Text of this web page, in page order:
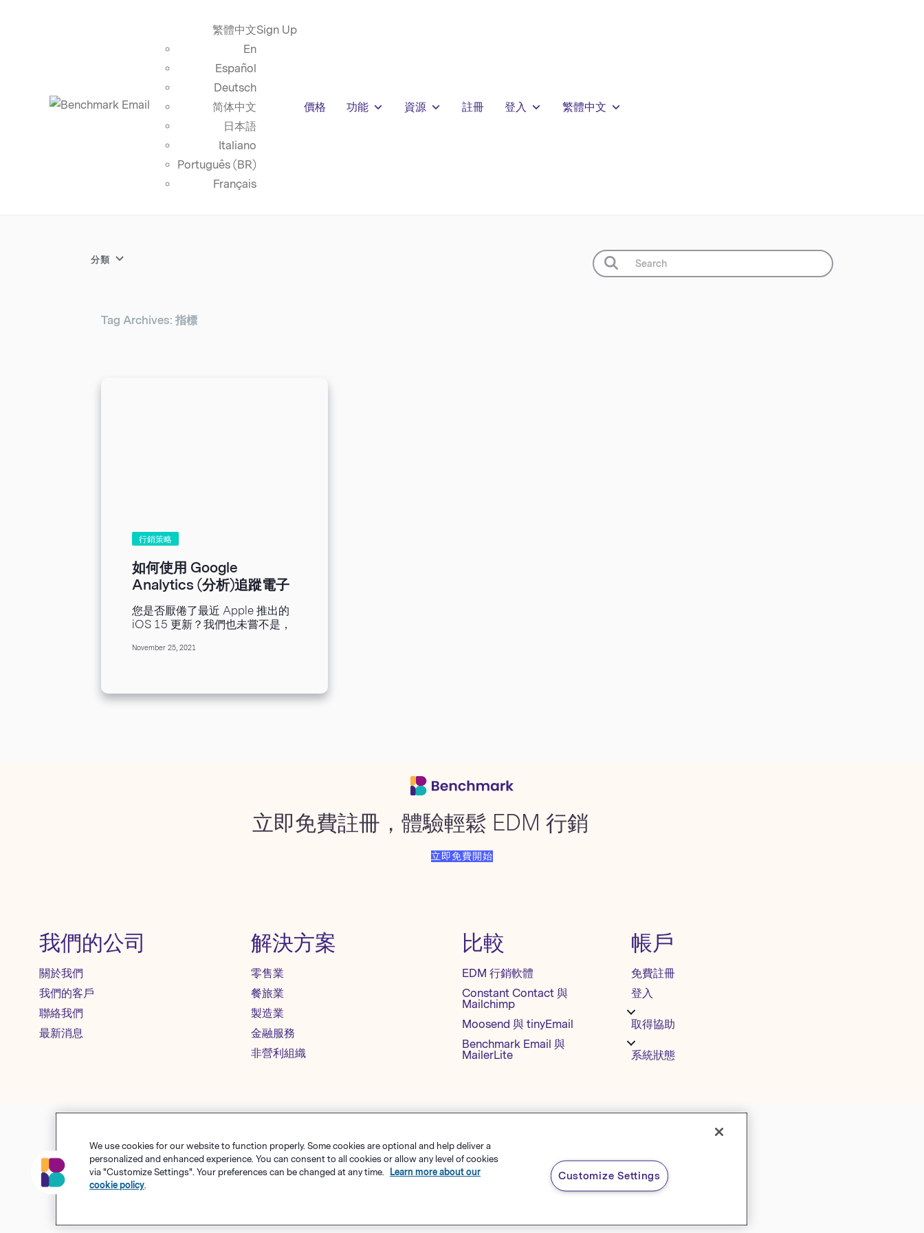
繁體中文
En
Español
Deutsch
简体中文
日本語
Italiano
Português (BR)
Français
Sign Up
價格 功能 資源 註冊 登入 繁體中文
分類
Tag Archives: 指標
行銷策略
如何使用 Google
Analytics (分析)追蹤電子
報
您是否厭倦了最近 Apple 推出的
iOS 15 更新？我們也未嘗不是，
這個狀況了。 2021 iOS 15 更新
理您的 EDM 行銷策略所遭受的衝
November 25, 2021
立即免費註冊，體驗輕鬆 EDM 行銷
立即免費開始
我們的公司
關於我們
我們的客戶
聯絡我們
最新消息
解決方案
零售業
餐旅業
製造業
金融服務
非營利組織
比較
EDM 行銷軟體
Constant Contact 與
Mailchimp
Moosend 與 tinyEmail
Benchmark Email 與
MailerLite
帳戶
免費註冊
登入
取得協助
系統狀態
使用條款 隱私權政策 Cookie 设置 網站地圖 繁體中文
© Polaris Software
We use cookies for our website to function properly. Some cookies are optional and help deliver a
personalized and enhanced experience. You can consent to all cookies or allow any level of cookies
via "Customize Settings". Your preferences can be changed at any time.
Learn more about our
cookie policy.
Customize Settings